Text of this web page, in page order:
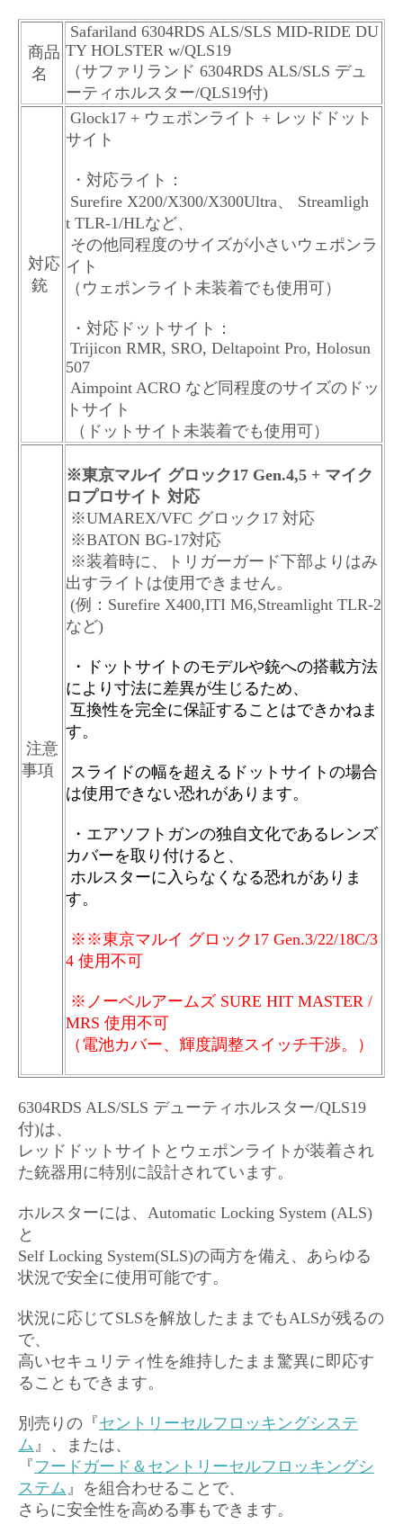
商品
名
Safariland 6304RDS ALS/SLS MID-RIDE DU
TY HOLSTER w/QLS19
（サファリランド 6304RDS ALS/SLS デュ
ーティホルスター/QLS19付)
対応
銃
Glock17 + ウェポンライト + レッドドット
サイト
・対応ライト：
Surefire X200/X300/X300Ultra、 Streamligh
t TLR-1/HLなど、
その他同程度のサイズが小さいウェポンラ
イト
（ウェポンライト未装着でも使用可）
・対応ドットサイト：
Trijicon RMR, SRO, Deltapoint Pro, Holosun
507
Aimpoint ACRO など同程度のサイズのドッ
トサイト
（ドットサイト未装着でも使用可）
注意
事項
※東京マルイ グロック17 Gen.4,5 + マイク
ロプロサイト 対応
※UMAREX/VFC グロック17 対応
※BATON BG-17対応
※装着時に、トリガーガード下部よりはみ
出すライトは使用できません。
(例：Surefire X400,ITI M6,Streamlight TLR-2
など)
・
ドットサイトのモデルや銃への搭載方法
により寸法に差異が生じるため、
互換性を完全に保証することはできかねま
す。
スライドの幅を超えるドットサイトの場合
は使用できない恐れがあります。
・エアソフトガンの独自文化であるレンズ
カバーを取り付けると、
ホルスターに入らなくなる恐れがありま
す。
※※東京マルイ グロック17 Gen.3/22/18C/3
4 使用不可
※ ノーベルアームズ SURE HIT MASTER /
MRS 使用不可
（電池カバー、輝度調整スイッチ干渉。）
6304RDS ALS/SLS デューティホルスター/QLS19
付)は、
レッドドットサイトとウェポンライトが装着され
た銃器用に特別に設計されています。
ホルスターには、Automatic Locking System (ALS)
と
Self Locking System(SLS)の両方を備え、あらゆる
状況で安全に使用可能です。
状況に応じてSLSを解放したままでもALSが残るの
で、
高いセキュリティ性を維持したまま驚異に即応す
ることもできます。
別売りの『セントリーセルフロッキングシステ
ム』、または、
『 フードガード＆セントリーセルフロッキングシ
ステム』を組合わせることで、
さらに安全性を高める事もできます。